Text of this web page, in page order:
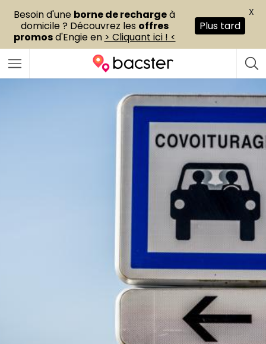
Besoin d'une borne de rechargeà
domicile ? Découvrez les offres
promosd'Engie en > Cliquant ici ! <
Plus tard
X